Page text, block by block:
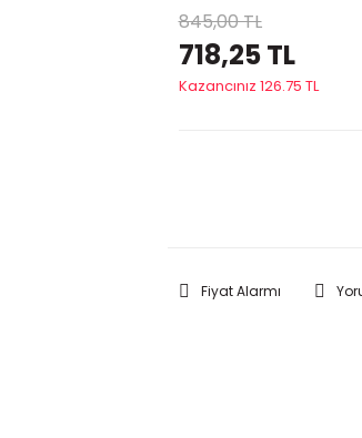
845,00 TL
718,25 TL
Kazancınız 126.75 TL
Fiyat Alarmı